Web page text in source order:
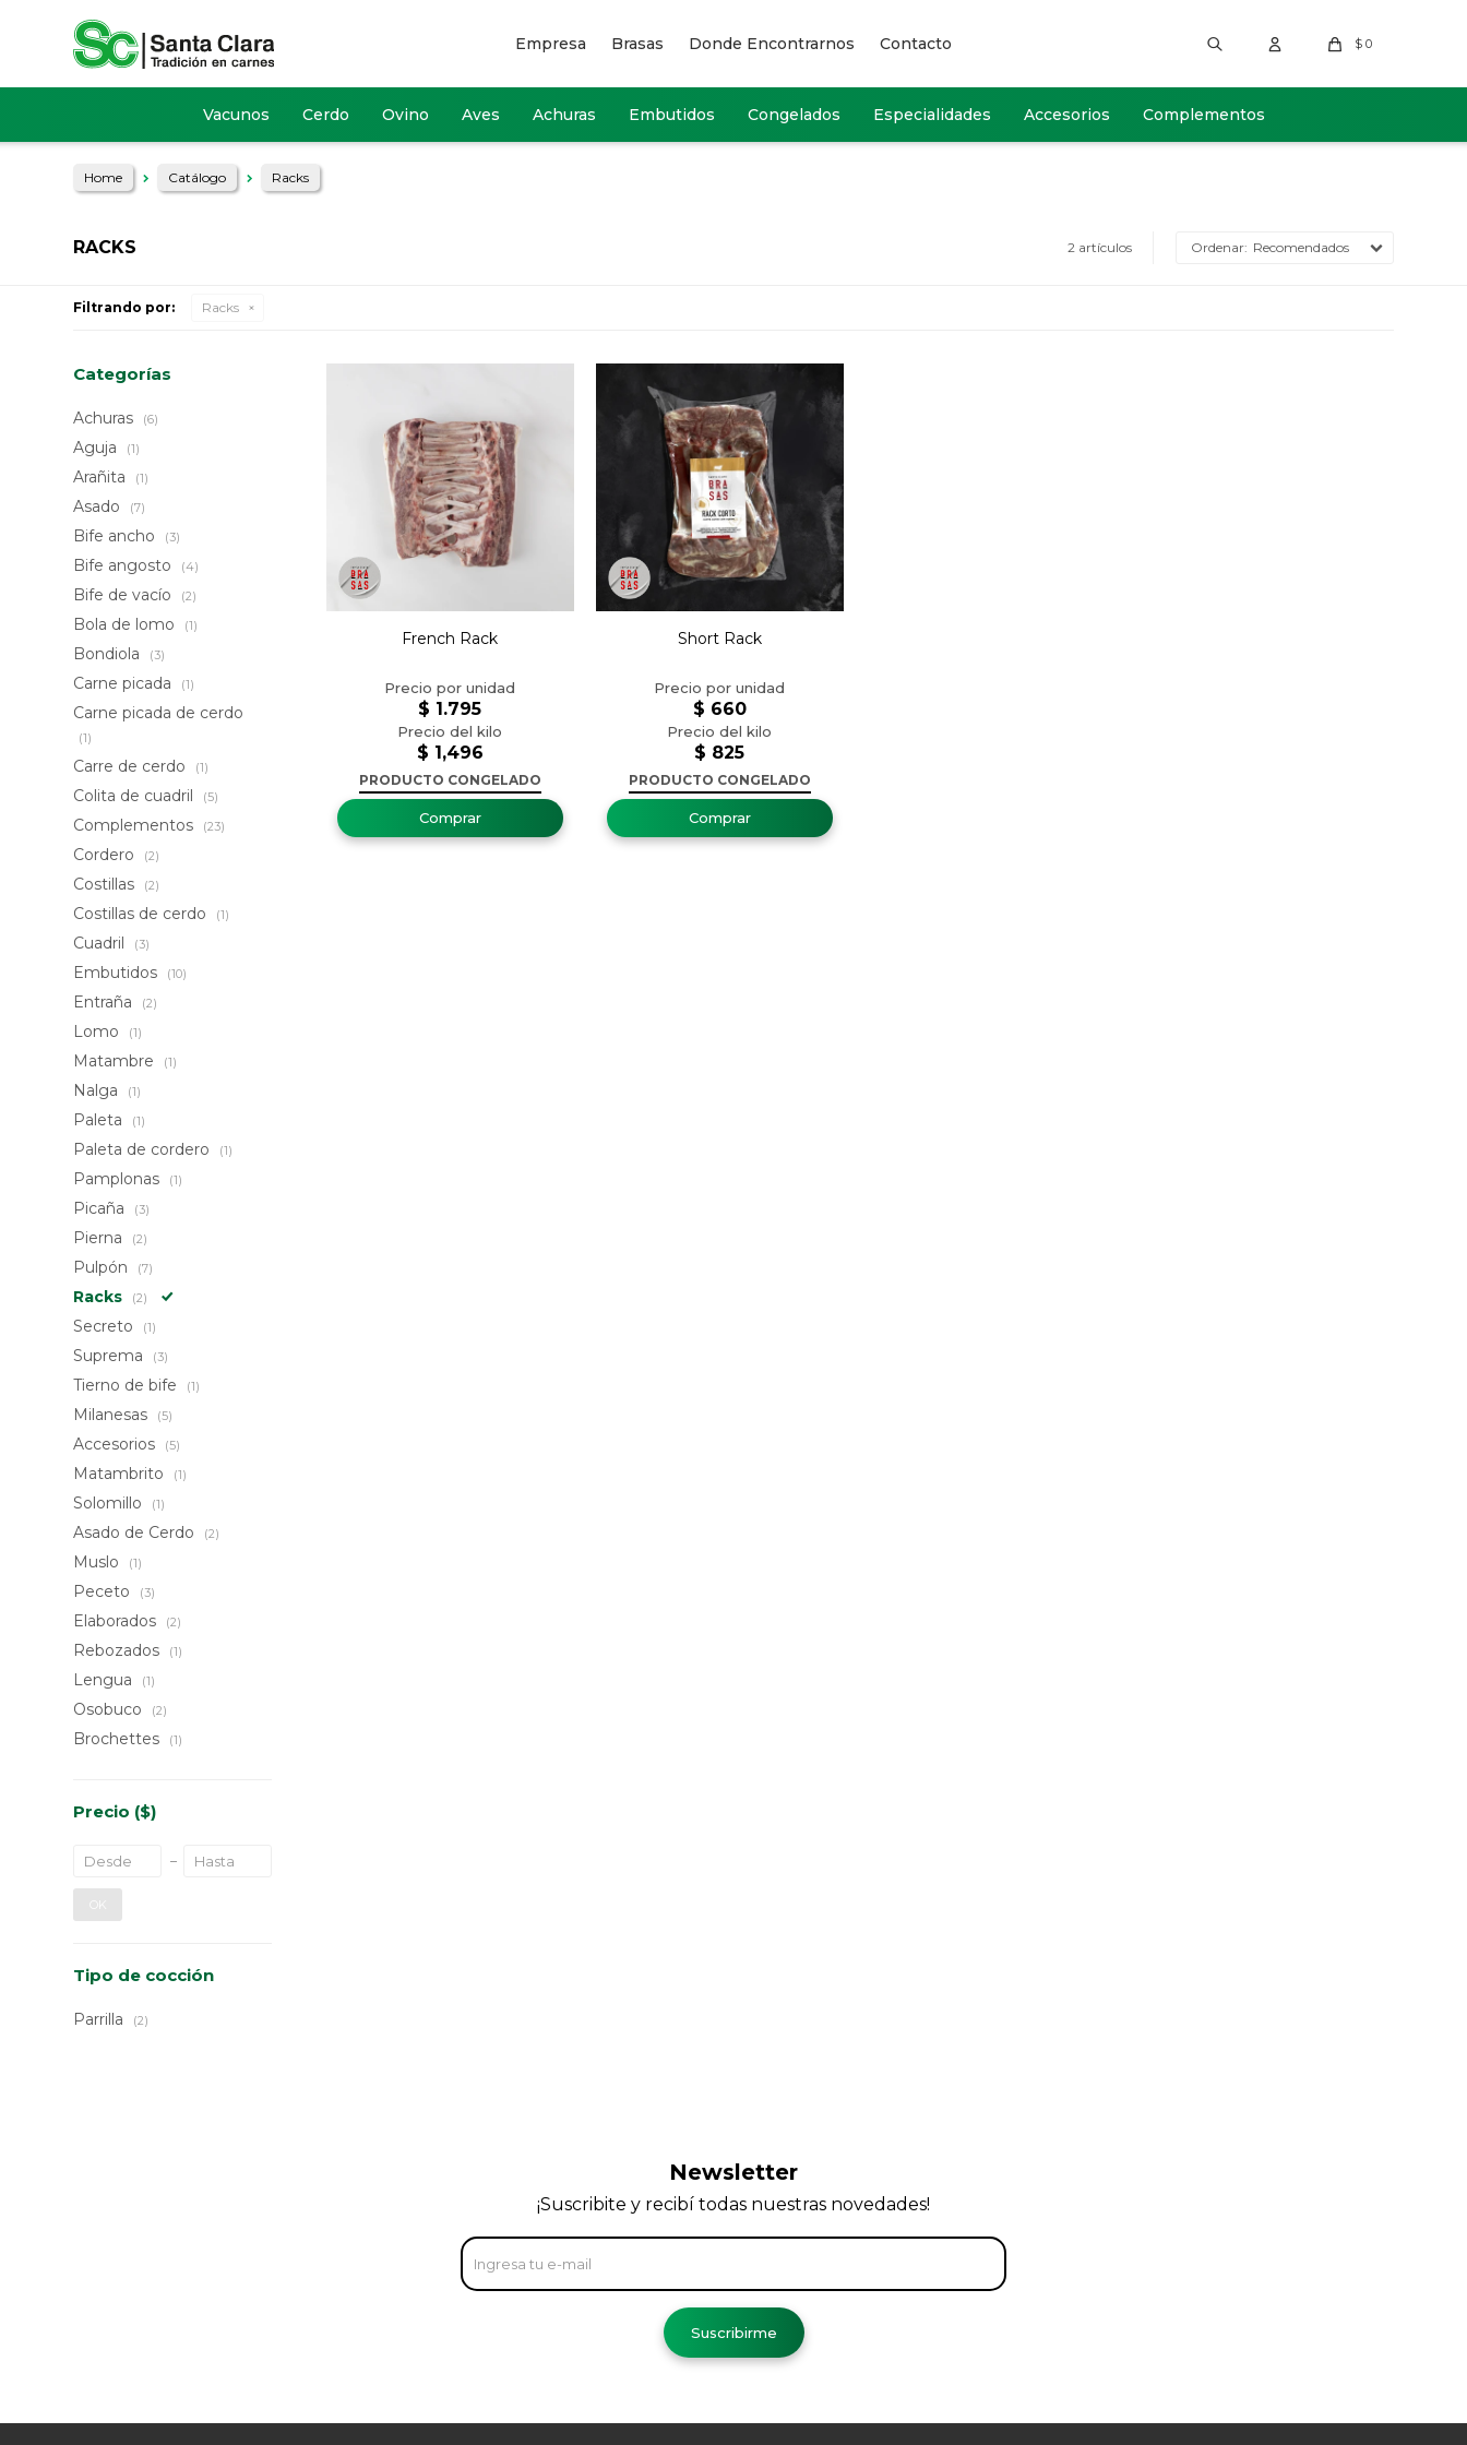
Vacunos Cerdo Ovino Aves Achuras Embutidos Congelados Especialidades Accesorios Complementos
$ 0
Empresa Brasas Donde Encontrarnos Contacto
Home Catálogo Racks
RACKS 2 artículos Recomendados
Filtrando por: Racks
French Rack
$ 1,496
$ 1.795
PRODUCTO CONGELADO
Short Rack
$ 825
$ 660
PRODUCTO CONGELADO
Categorías
Achuras (6)
Aguja (1)
Arañita (1)
Asado (7)
Bife ancho (3)
Bife angosto (4)
Bife de vacío (2)
Bola de lomo (1)
Bondiola (3)
Carne picada (1)
Carne picada de cerdo
(1)
Carre de cerdo (1)
Colita de cuadril (5)
Complementos (23)
Cordero (2)
Costillas (2)
Costillas de cerdo (1)
Cuadril (3)
Embutidos (10)
Entraña (2)
Lomo (1)
Matambre (1)
Nalga (1)
Paleta (1)
Paleta de cordero (1)
Pamplonas (1)
Picaña (3)
Pierna (2)
Pulpón (7)
Racks (2)
Secreto (1)
Suprema (3)
Tierno de bife (1)
Milanesas (5)
Accesorios (5)
Matambrito (1)
Solomillo (1)
Asado de Cerdo (2)
Muslo (1)
Peceto (3)
Elaborados (2)
Rebozados (1)
Lengua (1)
Osobuco (2)
Brochettes (1)
Precio ($)
OK
Tipo de cocción
Parrilla (2)
Newsletter
¡Suscribite y recibí todas nuestras novedades!
Suscribirme